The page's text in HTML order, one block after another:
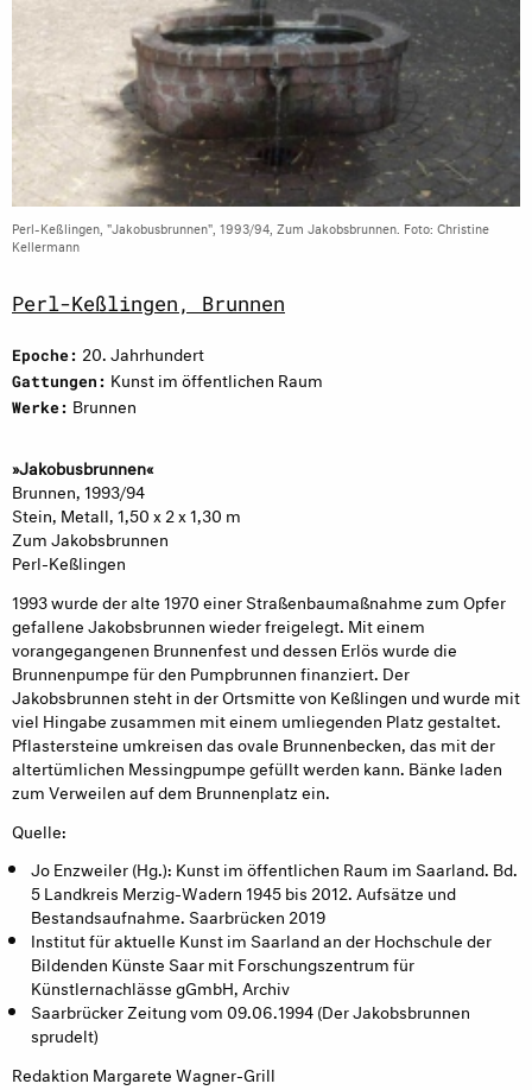
Perl-Keßlingen, "Jakobusbrunnen", 1993/94, Zum Jakobsbrunnen. Foto: Christine
Kellermann
Perl-Keßlingen, Brunnen
Epoche: 20. Jahrhundert
Gattungen: Kunst im öffentlichen Raum
Werke: Brunnen
»Jakobusbrunnen«
Brunnen, 1993/94
Stein, Metall, 1,50 x 2 x 1,30 m
Zum Jakobsbrunnen
Perl-Keßlingen
1993 wurde der alte 1970 einer Straßen­baumaßnahme zum Opfer
gefallene Jakobsbrunnen wieder freigelegt. Mit einem
vorangegangenen Brunnenfest und dessen Erlös wurde die
Brunnenpumpe für den Pumpbrunnen finanziert. Der
Jakobsbrunnen steht in der Ortsmitte von Keßlingen und wurde mit
viel Hingabe zusammen mit einem umliegenden Platz gestaltet.
Pflastersteine umkreisen das ovale Brunnenbecken, das mit der
altertümlichen Messingpumpe gefüllt werden kann. Bänke laden
zum Verweilen auf dem Brunnenplatz ein.
Quelle:
Jo Enzweiler (Hg.): Kunst im öffentlichen Raum im Saarland. Bd.
5 Landkreis Merzig-Wadern 1945 bis 2012. Aufsätze und
Bestandsaufnahme. Saarbrücken 2019
Institut für aktuelle Kunst im Saarland an der Hochschule der
Bildenden Künste Saar mit Forschungszentrum für
Künstlernachlässe gGmbH, Archiv
Saarbrücker Zeitung vom 09.06.1994 (Der Jakobsbrunnen
sprudelt)
Redaktion Margarete Wagner-Grill